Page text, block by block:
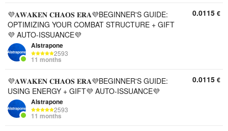
💜𝐀𝐖𝐀𝐊𝐄𝐍 𝐂𝐇𝐀𝐎𝐒 𝐄𝐑𝐀💜BEGINNER'S GUIDE:
OPTIMIZING YOUR COMBAT STRUCTURE + GIFT
💜 AUTO-ISSUANCE💜
Alstrapone
2593
11 months
0.0115 €
💜𝐀𝐖𝐀𝐊𝐄𝐍 𝐂𝐇𝐀𝐎𝐒 𝐄𝐑𝐀💜BEGINNER'S GUIDE:
USING ENERGY + GIFT💜 AUTO-ISSUANCE💜
Alstrapone
2593
11 months
0.0115 €